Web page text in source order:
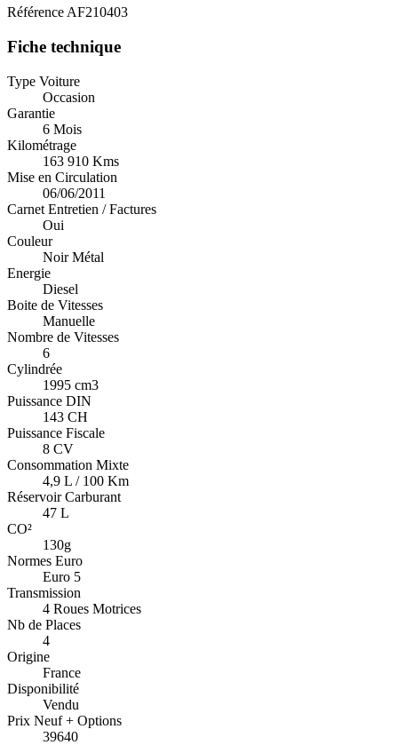
RéférenceAF210403
Fiche technique
Type Voiture
Occasion
Garantie
6 Mois
Kilométrage
163 910 Kms
Mise en Circulation
06/06/2011
Carnet Entretien / Factures
Oui
Couleur
Noir Métal
Energie
Diesel
Boite de Vitesses
Manuelle
Nombre de Vitesses
6
Cylindrée
1995 cm3
Puissance DIN
143 CH
Puissance Fiscale
8 CV
Consommation Mixte
4,9 L / 100 Km
Réservoir Carburant
47 L
CO²
130g
Normes Euro
Euro 5
Transmission
4 Roues Motrices
Nb de Places
4
Origine
France
Disponibilité
Vendu
Prix Neuf + Options
39640